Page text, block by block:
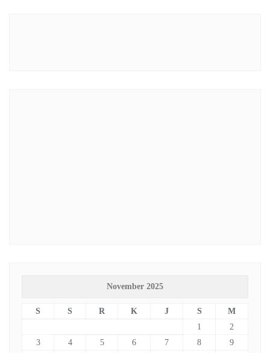
November 2025
S S R K J S
M
1
2
3
4 5 6 7 8 9